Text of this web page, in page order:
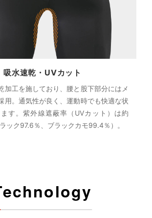
吸水速乾・UVカット
加工を施しており、腰と股下部分にはメ
用。通気性が良く、運動時でも快適な状
す。紫外線遮蔽率（UVカット）は約
ック97.6％、ブラックカモ99.4％）。